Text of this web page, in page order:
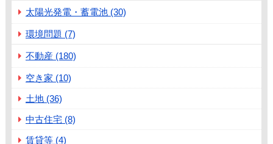
太陽光発電・蓄電池 (30)
環境問題 (7)
不動産 (180)
空き家 (10)
土地 (36)
中古住宅 (8)
賃貸等 (4)